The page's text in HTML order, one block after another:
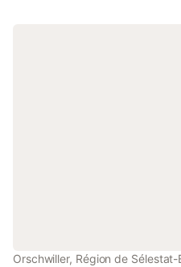
Orschwiller, Région de Sélestat-